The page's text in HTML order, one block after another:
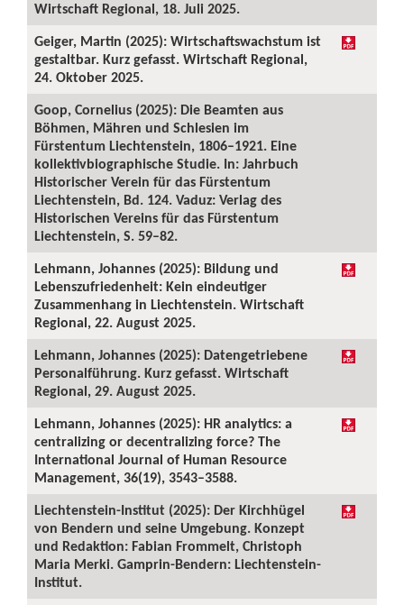
Wirtschaft Regional, 18. Juli 2025.
Geiger, Martin (2025): Wirtschaftswachstum ist
gestaltbar. Kurz gefasst. Wirtschaft Regional,
24. Oktober 2025.
Goop, Cornelius (2025): Die Beamten aus
Böhmen, Mähren und Schlesien im
Fürstentum Liechtenstein, 1806–1921. Eine
kollektivbiographische Studie. In: Jahrbuch
Historischer Verein für das Fürstentum
Liechtenstein, Bd. 124. Vaduz: Verlag des
Historischen Vereins für das Fürstentum
Liechtenstein, S. 59–82.
Lehmann, Johannes (2025): Bildung und
Lebenszufriedenheit: Kein eindeutiger
Zusammenhang in Liechtenstein. Wirtschaft
Regional, 22. August 2025.
Lehmann, Johannes (2025): Datengetriebene
Personalführung. Kurz gefasst. Wirtschaft
Regional, 29. August 2025.
Lehmann, Johannes (2025): HR analytics: a
centralizing or decentralizing force? The
International Journal of Human Resource
Management, 36(19), 3543–3588.
Liechtenstein-Institut (2025): Der Kirchhügel
von Bendern und seine Umgebung. Konzept
und Redaktion: Fabian Frommelt, Christoph
Maria Merki. Gamprin-Bendern: Liechtenstein-
Institut.